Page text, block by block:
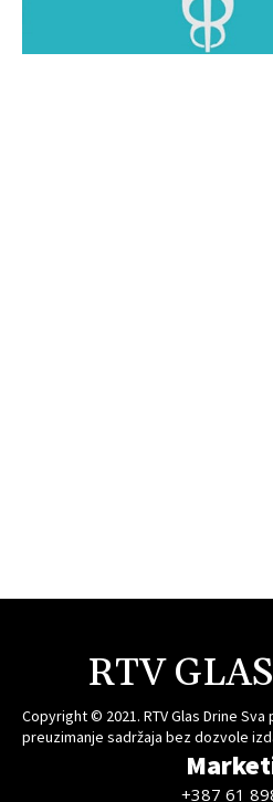
RTV
Copyright © 2021. RTV Glas Drine
preuzimanje sadržaja bez dozvole
+387 61